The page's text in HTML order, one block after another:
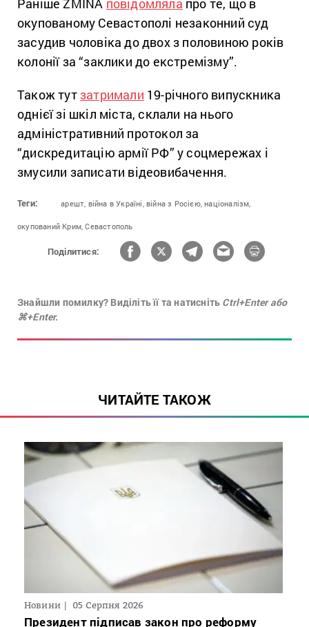
Раніше ZMINA повідомляла про те, що в
окупованому Севастополі незаконний суд
засудив чоловіка до двох з половиною років
колонії за “заклики до екстремізму”.
Також тутзатримали 19-річного випускника
однієї зі шкіл міста, склали на нього
адміністративний протокол за
“дискредитацію армії РФ” у соцмережах і
змусили записати відеовибачення.
Теги: арешт, війна в Україні, війна з Росією, націоналізм,
окупований Крим, Севастополь
Поділитися:
Знайшли помилку? Виділіть її та натисніть Ctrl+Enter або
⌘+Enter.
ЧИТАЙТЕ ТАКОЖ
Новини 05 Серпня 2026
Президент підписав закон про реформу